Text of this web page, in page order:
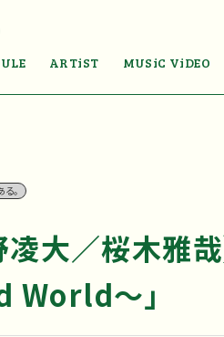
ARTiST MUSiC ViDEO
。
凌大／桜木雅哉
World～」